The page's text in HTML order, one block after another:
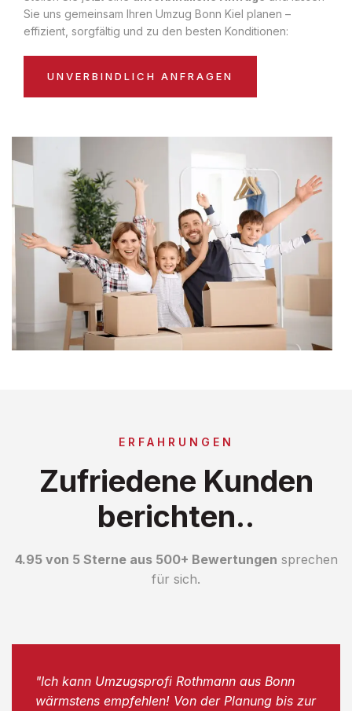
Sie uns gemeinsam Ihren Umzug Bonn Kiel planen –
effizient, sorgfältig und zu den besten Konditionen:
UNVERBINDLICH ANFRAGEN
ERFAHRUNGEN
Zufriedene Kunden
berichten..
4.95 von 5 Sterne aus 500+ Bewertungen sprechen
für sich.
"Ich kann Umzugsprofi Rothmann aus Bonn
wärmstens empfehlen! Von der Planung bis zur